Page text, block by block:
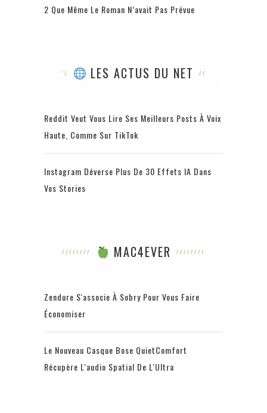
2 Que Même Le Roman N’avait Pas Prévue
LES ACTUS DU NET
Reddit Veut Vous Lire Ses Meilleurs Posts À Voix
Haute, Comme Sur TikTok
Instagram Déverse Plus De 30 Effets IA Dans
Vos Stories
MAC4EVER
Zendure S'associe À Sobry Pour Vous Faire
Économiser
Le Nouveau Casque Bose QuietComfort
Récupère L'audio Spatial De L'Ultra